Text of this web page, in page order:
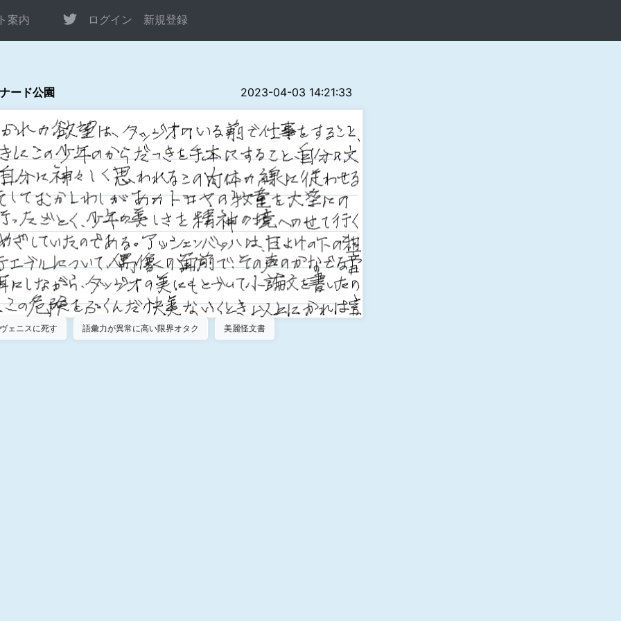
案内 ログイン 新規登録
ード公園 2023-04-03 14:21:33
ヴェニスに死す 語彙力が異常に高い限界オタク 美麗怪文書